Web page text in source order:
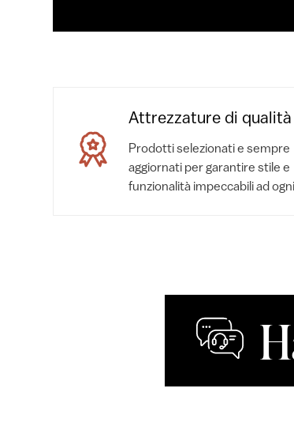
Attrezzature di qualità
Prodotti selezionati e sempre
aggiornati per garantire stile e
funzionalità impeccabili ad